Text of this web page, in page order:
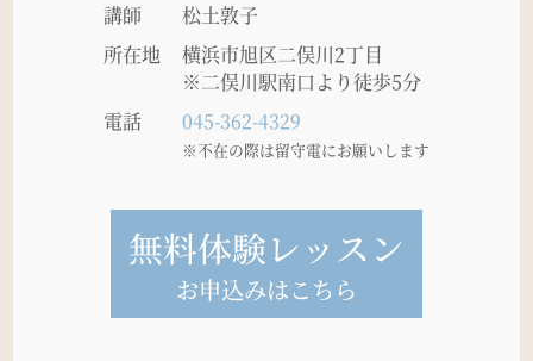
講師
松土敦子
所在地
横浜市旭区二俣川2丁目
※二俣川駅南口より徒歩5分
電話
045-362-4329
※不在の際は留守電にお願いします
無料体験レッスン
お申込みはこちら